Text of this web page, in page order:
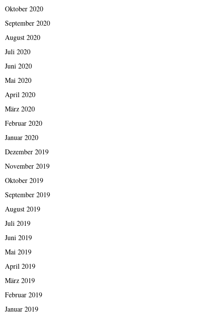
Oktober 2020
September 2020
August 2020
Juli 2020
Juni 2020
Mai 2020
April 2020
März 2020
Februar 2020
Januar 2020
Dezember 2019
November 2019
Oktober 2019
September 2019
August 2019
Juli 2019
Juni 2019
Mai 2019
April 2019
März 2019
Februar 2019
Januar 2019